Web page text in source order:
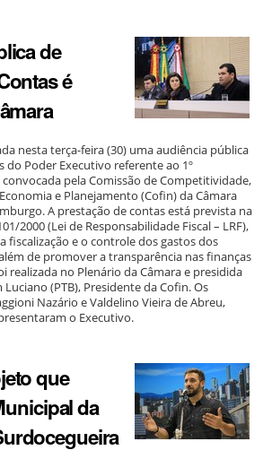
de
é
nesta terça-feira (30) uma audiência pública
do Poder Executivo referente ao 1º
pela Comissão de Competitividade,
e Planejamento (Cofin) da Câmara
A prestação de contas está prevista na
2000 (Lei de Responsabilidade Fiscal – LRF),
fiscalização e o controle dos gastos dos
de promover a transparência nas finanças
realizada no Plenário da Câmara e presidida
(PTB), Presidente da Cofin. Os
Nazário e Valdelino Vieira de Abreu,
o Executivo.
que
da